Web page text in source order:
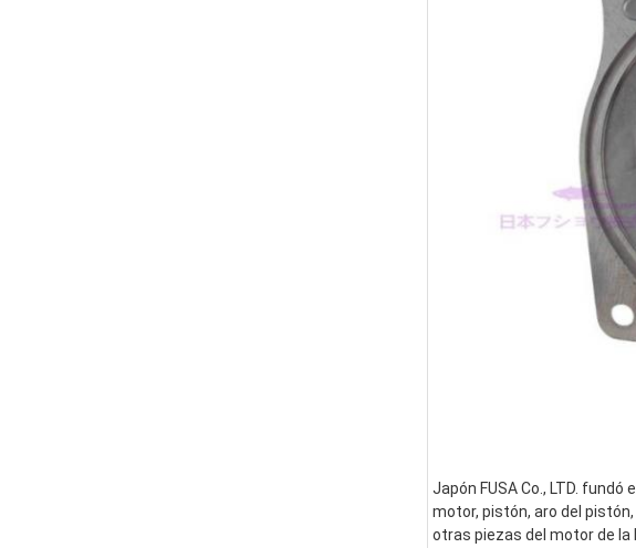
Japón FUSA Co., LTD.
motor, pistón, aro del
otras piezas del motor de la